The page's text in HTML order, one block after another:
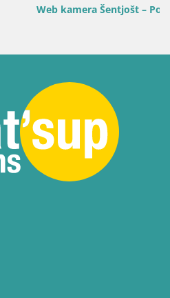
– Pogled uživo sa skijališta